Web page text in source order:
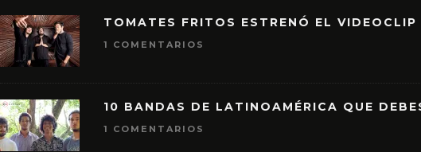
TOMATES FRITOS ESTRENÓ EL
1 COMENTARIOS
10 BANDAS DE LATINOAMÉRICA QUE
1 COMENTARIOS